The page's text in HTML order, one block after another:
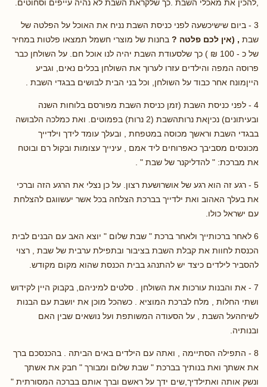
,להכין את מאכלי השבת .כך שלקראת השבת לא נהיה עייפים וסחוטים.
3 - ביום שישיכשעה לפני כניסת השבת נניח את האוכל על הפלטה של
שבת , (אין לכם פלטה ? בחנות של מוצרי חשמל תמצאו פלטות במחיר
של כ - 100 ₪ ) כך שלסעודת השבת יהיה לנו אוכל חם. על השולחן כבר
פרוסה המפה והילדים עזרו לערוך את השולחן בכלים נאים, וגביע
הייןמונח אחר כבוד על השולחן, וכל בני הבית לבושים בבגדי השבת .
4 - לפני כניסת השבת (זמן כניסת השבת מפורסם בלוחות השנה
ובעיתונים) נכיןאת נרותהשבת (2 נרות) בפמוטים. ואת כמלכה הלבושה
בבגדי השבת וראשך מכוסה במטפחת , ובעלך עומד לידך וילדייך
מכונסים מסביבך כאפרוחים ליד אמם , עינייך עצומות ובקול רם ובוטח
את מברכת: " להדליקנר של שבת " .
5 - רגע זה הוא רגע של אושרושעת רצון. על כן נצלי את הרגע הזה וברכי
את בעלך האהוב ואת ילדייך בברכת הצלחה בכל אשר יעשווגם להצלחת
עם ישראל כולו.
6 לאחר ברכותייך ולאחר ברכת " שבת שלום " יוצא האב עם הבנים לבית
הכנסת לחוות את קבלת השבת בציבור ובתפילת ערבית של שבת , רצוי
להסביר לילדים כיצד יש להתנהג בבית הכנסת שהוא מקום מקודש.
7 - את והבנות עורכות את השולחן . סלטים למיניהם, בקבוק היין לקידוש
ושתי החלות , מלח לברכת המוציא . כשהכל מוכן את יושבת עם הבנות
לשיחהעל השבת , על הסעודה המשותפת ועל נושאים שבין האם
ובנותיה.
8 - התפילה הסתיימה , ואתה עם הילדים באים הביתה . בהכנסכם ברך
את אשתך ואת בנותיך בברכת " שבת שלום ומבורך " חבק את אשתך
ונשק אותה ואתילדיך,שים ידך על ראשם וברך אותם בברכה המסורתית "